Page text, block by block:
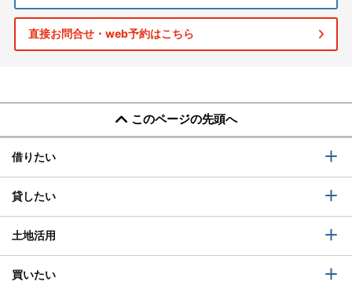
直接お問合せ・web予約はこちら
このページの先頭へ
借りたい
貸したい
土地活用
買いたい